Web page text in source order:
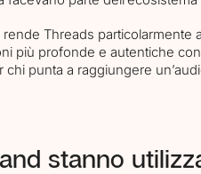
Threads particolarmente
più profonde e autentiche
chi punta a raggiungere
stanno